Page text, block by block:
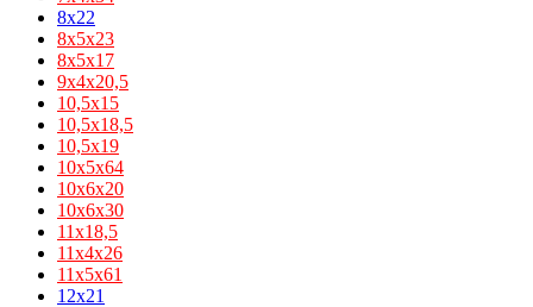
8x22
8x5x23
8х5х17
9х4х20,5
10,5х15
10,5х18,5
10,5х19
10х5х64
10х6х20
10х6х30
11х18,5
11х4х26
11х5х61
12x21